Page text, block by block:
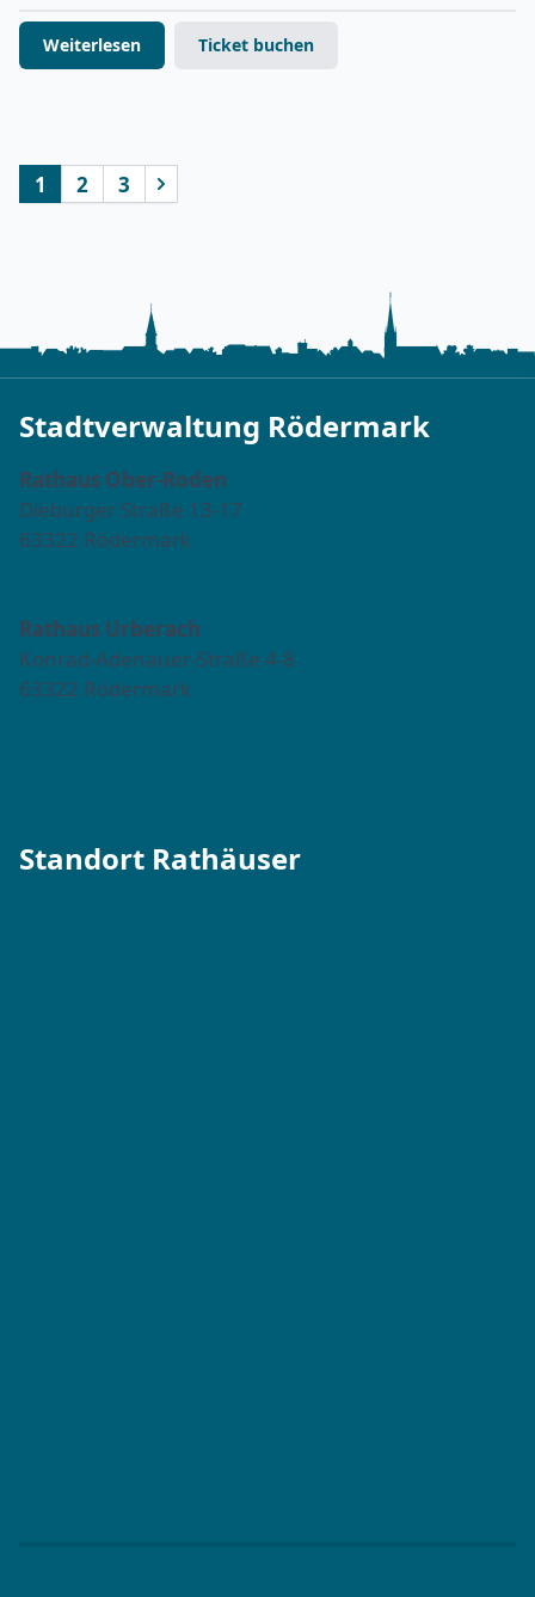
Weiterlesen Ticket buchen
1 2 3 nächste
Stadtverwaltung Rödermark
Rathaus Ober-Roden
Dieburger Straße 13-17
63322 Rödermark
Rathaus Urberach
Konrad-Adenauer-Straße 4-8
63322 Rödermark
Standort Rathäuser